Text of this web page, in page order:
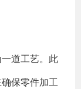
道工艺。此
保零件加工